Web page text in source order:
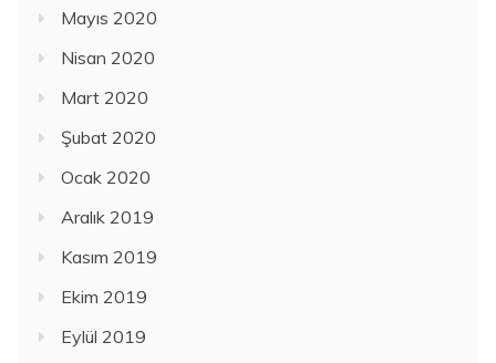
Mayıs 2020
Nisan 2020
Mart 2020
Şubat 2020
Ocak 2020
Aralık 2019
Kasım 2019
Ekim 2019
Eylül 2019